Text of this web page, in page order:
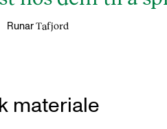
Runar Tafjord
materiale